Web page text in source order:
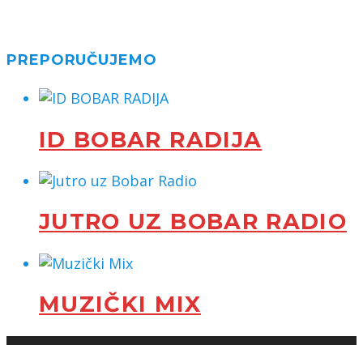
PREPORUČUJEMO
ID BOBAR RADIJA
JUTRO UZ BOBAR RADIO
MUZIČKI MIX